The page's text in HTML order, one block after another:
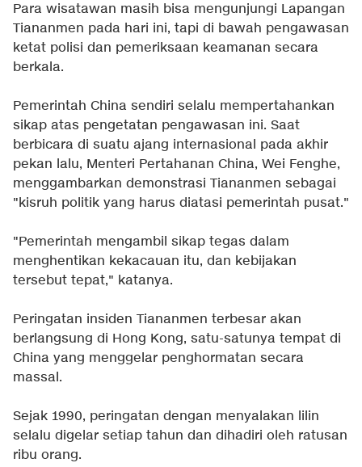
Para wisatawan masih bisa mengunjungi Lapangan
Tiananmen pada hari ini, tapi di bawah pengawasan
ketat polisi dan pemeriksaan keamanan secara
berkala.
Pemerintah China sendiri selalu mempertahankan
sikap atas pengetatan pengawasan ini. Saat
berbicara di suatu ajang internasional pada akhir
pekan lalu, Menteri Pertahanan China, Wei Fenghe,
menggambarkan demonstrasi Tiananmen sebagai
"kisruh politik yang harus diatasi pemerintah pusat."
"Pemerintah mengambil sikap tegas dalam
menghentikan kekacauan itu, dan kebijakan
tersebut tepat," katanya.
Peringatan insiden Tiananmen terbesar akan
berlangsung di Hong Kong, satu-satunya tempat di
China yang menggelar penghormatan secara
massal.
Sejak 1990, peringatan dengan menyalakan lilin
selalu digelar setiap tahun dan dihadiri oleh ratusan
ribu orang.